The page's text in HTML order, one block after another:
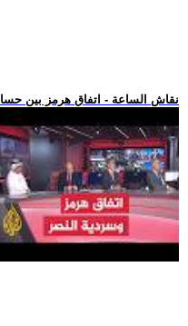
.. نقاش الساعة - اتفاق هرمز بين